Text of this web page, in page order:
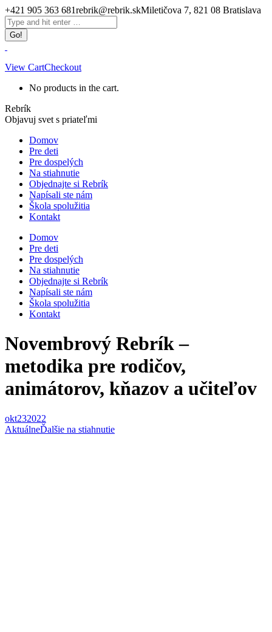
Skip
to
content
+421 905 363 681rebrik@rebrik.skMiletičova 7, 821 08 Bratislava
Facebook
page
opens
in
new
window
Search:
View CartCheckout
No products in the cart.
Rebrík
Objavuj svet s priateľmi
Domov
Pre deti
Pre dospelých
Na stiahnutie
Objednajte si Rebrík
Napísali ste nám
Škola spolužitia
Kontakt
Domov
Pre deti
Pre dospelých
Na stiahnutie
Objednajte si Rebrík
Napísali ste nám
Škola spolužitia
Kontakt
Novembrový Rebrík –
metodika pre rodičov,
animátorov, kňazov a učiteľov
okt232022
AktuálneĎalšie na stiahnutie